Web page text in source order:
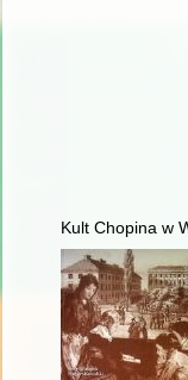
Kult Chopina w